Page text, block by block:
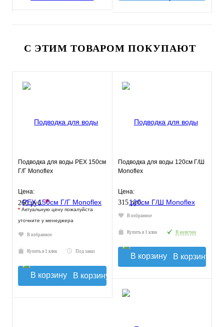
С ЭТИМ ТОВАРОМ ПОКУПАЮТ
Подводка для воды РЕХ 150см
Г/Г Monoflex
Цена:
260 руб.*
* Актуальную цену пожалуйста
уточните у менеджера
В избранное
Купить в 1 клик Под заказ
В корзину
Подводка для воды 120см Г/Ш
Monoflex
Цена:
315 руб.
В избранное
Купить в 1 клик В наличии
В корзину